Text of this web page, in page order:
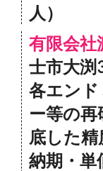
人）
有限会社
士市大渕
各エン
ー等の
底した
納期・単